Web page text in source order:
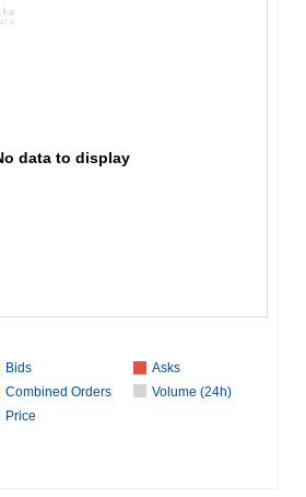
data to display
Bids
Asks
Combined Orders
Volume (24h)
Price